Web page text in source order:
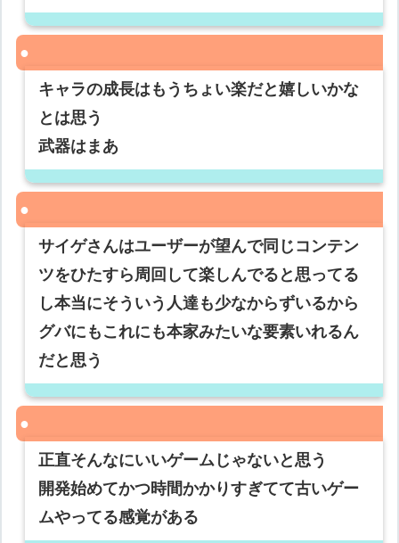
キャラの成長はもうちょい楽だと嬉しいかな
とは思う
武器はまあ
サイゲさんはユーザーが望んで同じコンテン
ツをひたすら周回して楽しんでると思ってる
し本当にそういう人達も少なからずいるから
グバにもこれにも本家みたいな要素いれるん
だと思う
正直そんなにいいゲームじゃないと思う
開発始めてかつ時間かかりすぎてて古いゲー
ムやってる感覚がある